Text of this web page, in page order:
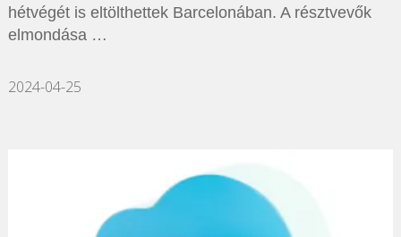
hétvégét is eltölthettek Barcelonában. A résztvevők
elmondása …
2024-04-25